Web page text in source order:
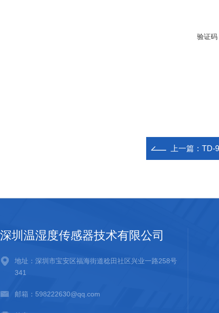
验证码
上一篇： TD-
深圳温湿度传感器技术有限公司
地址：深圳市宝安区福海街道稔田社区兴业一路258号
341
邮箱：598222630@qq.com